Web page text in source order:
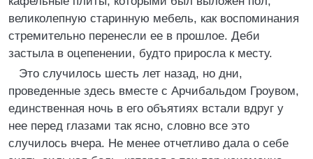
великолепную старинную мебель, как воспоминания
стремительно перенесли ее в прошлое. Деби
застыла в оцепенении, будто приросла к месту.
Это случилось шесть лет назад, но дни,
проведенные здесь вместе с Арчибальдом Гроувом,
единственная ночь в его объятиях встали вдруг у
нее перед глазами так ясно, словно все это
случилось вчера. Не менее отчетливо дала о себе